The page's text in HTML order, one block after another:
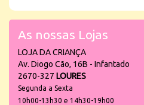
As nossas Lojas
LOJA DA CRIANÇA
Av. Diogo Cão, 16B - Infantado
2670-327 LOURES
Segunda a Sexta
10h00-13h30 e 14h30-19h00